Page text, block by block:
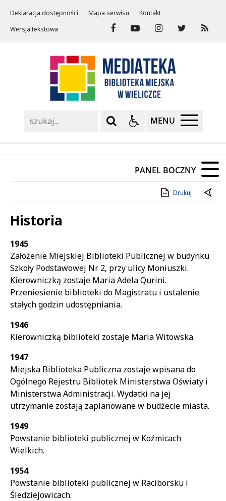
Deklaracja dostępności Mapa serwisu
Kontakt
Wersja tekstowa
MENU
PANEL BOCZNY
Drukuj
Historia
Treść
1945
Założenie Miejskiej Biblioteki Publicznej w budynku
Szkoły Podstawowej Nr 2, przy ulicy Moniuszki.
Kierowniczką zostaje Maria Adela Qurini.
Przeniesienie biblioteki do Magistratu i ustalenie
stałych godzin udostępniania.
1946
Kierowniczką biblioteki zostaje Maria Witowska.
1947
Miejska Biblioteka Publiczna zostaje wpisana do
Ogólnego Rejestru Bibliotek Ministerstwa Oświaty i
Ministerstwa Administracji. Wydatki na jej
utrzymanie zostają zaplanowane w budżecie miasta.
1949
Powstanie biblioteki publicznej w Koźmicach
Wielkich.
1954
Powstanie biblioteki publicznej w Raciborsku i
Śledziejowicach.